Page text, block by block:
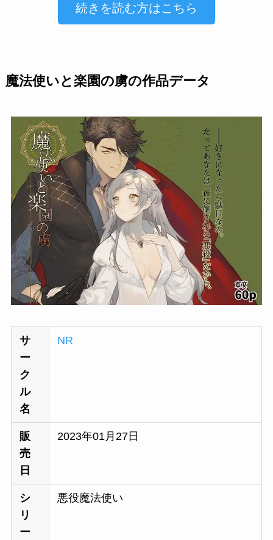
続きを読む方はこちら
魔法使いと楽園の虜の作品データ
サ
ー
ク
ル
名
NR
販
売
日
2023年01月27日
シ
リ
ー
悪役魔法使い